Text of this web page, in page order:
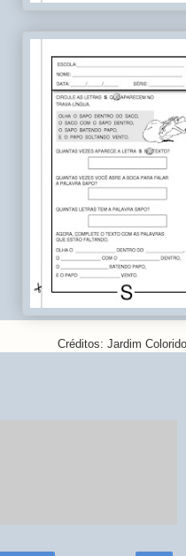
Créditos: Jardim Colorido